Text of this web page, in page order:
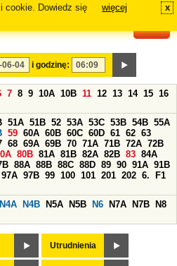
cookie. Dowiedz się
więcej x
i godzinę:
7 8 9 10A 10B 11 12 13 14 15 16
51A 51B 52 53A 53C 53B 54B 55A
59 60A 60B 60C 60D 61 62 63
68 69A 69B 70 71A 71B 72A 72B
80B 81A 81B 82A 82B 83 84A
88A 88B 88C 88D 89 90 91A 91B
97A 97B 99 100 101 201 202 6.
F1
N4A N4B N5A N5B N6 N7A N7B
N8
Utrudnienia